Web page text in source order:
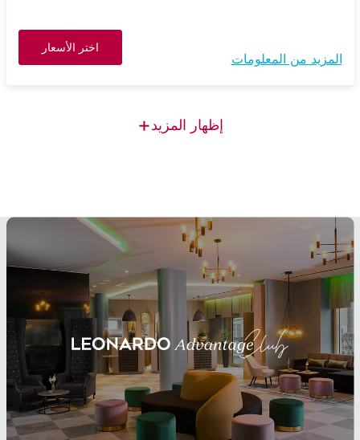
المزيد من المعلومات
اختر الأسعار
إظهار المزيد+